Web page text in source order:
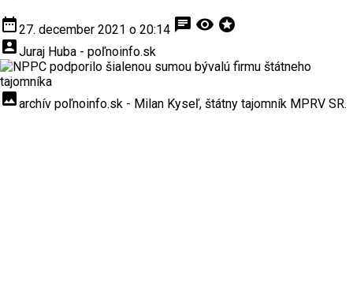
date_range27. december 2021 o 20:14 chat visibility stars
account_boxJuraj Huba - poľnoinfo.sk
insert_photoarchív poľnoinfo.sk - Milan Kyseľ, štátny tajomník MPRV SR.